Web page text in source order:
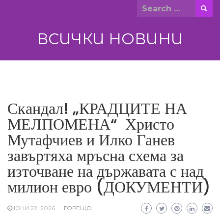
Search
ВСИЧКИ НОВИНИ
Скандал! „КРАДЦИТЕ НА
МЕЛПОМЕНА“ Христо
Мутафчиев и Илко Ганев
завъртяха мръсна схема за
източване на държавата с над
милион евро (ДОКУМЕНТИ)
ЮНИ 22, 2026 ГОРЕЩО